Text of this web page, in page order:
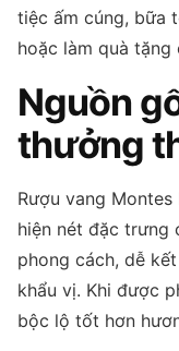
tiệc ấm cúng, bữa
hoặc làm quà
Nguồn
thưởng
Rượu vang
hiện nét đặc trưng
phong cách, dễ
khẩu vị. Khi được
bộc lộ tốt hơn